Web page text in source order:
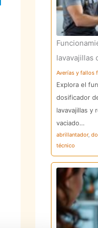
lavavajillas
Averías y fallos
Explora el
dosificador
lavavajillas y
vaciado…
abrillantador,
técnico